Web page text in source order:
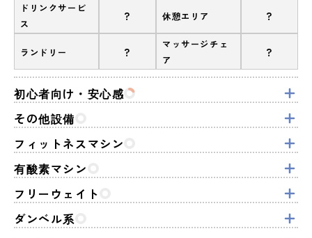
ドリンクサービ
ス
? 休憩エリア ?
ランドリー ?
マッサージチェ
ア
?
初心者向け・安心感
その他設備
フィットネスマシン
有酸素マシン
フリーウェイト
ダンベル系